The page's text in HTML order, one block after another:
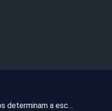
Quais critérios determinam a escolha dos melhores prefeitos?